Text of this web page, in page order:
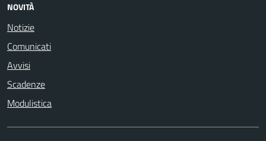
NOVITÀ
Notizie
Comunicati
Avvisi
Scadenze
Modulistica